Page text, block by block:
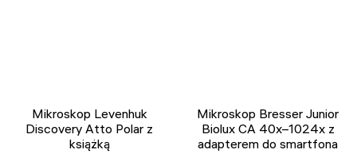
Mikroskop Levenhuk
Discovery Atto Polar z
książką
Mikroskop Bresser Junior
Biolux CA 40x–1024x z
adapterem do smartfona